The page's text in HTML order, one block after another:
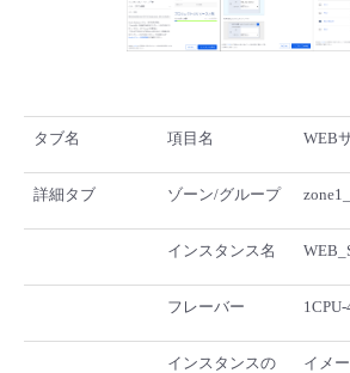
タブ名 項目名 WEB
詳細タブ ゾーン/グループ
インスタンス名
フレーバー 1CPU-
インスタンスの
イメ